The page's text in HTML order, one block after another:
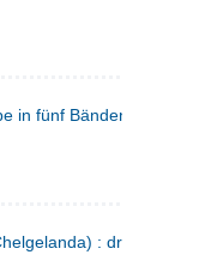
in fünf Bänden
: drama u četiri